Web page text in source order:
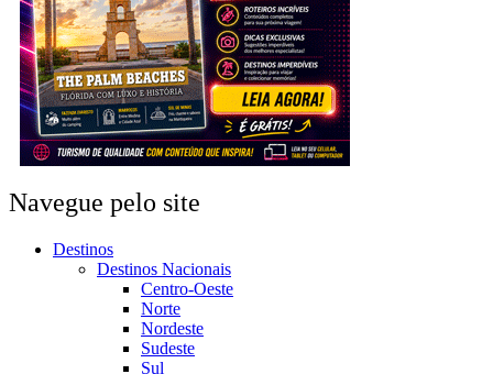
Navegue pelo site
Destinos
Destinos Nacionais
Centro-Oeste
Norte
Nordeste
Sudeste
Sul